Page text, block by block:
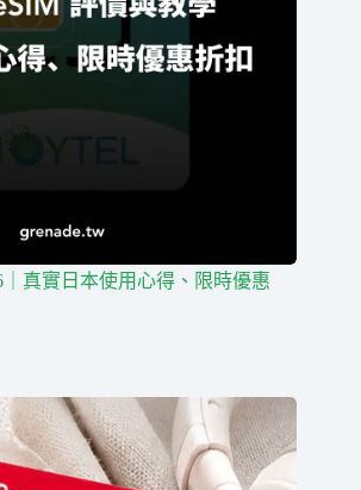
｜真實日本使用心得、限時優惠